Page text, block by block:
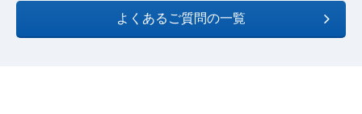
よくあるご質問の一覧